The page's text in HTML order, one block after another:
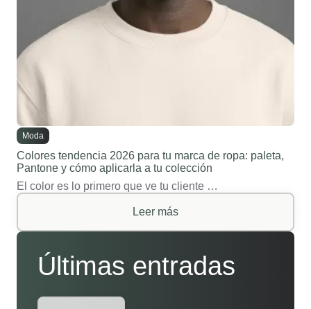
Moda
Colores tendencia 2026 para tu marca de ropa: paleta,
Pantone y cómo aplicarla a tu colección
El color es lo primero que ve tu cliente …
Leer más
Últimas entradas